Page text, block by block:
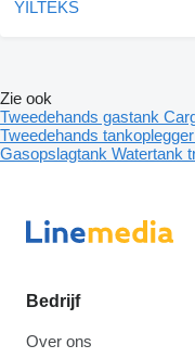
Zie ook
Tweedehands gastank
Tweedehands tankoplegger
Gasopslagtank Watertank
Bedrijf
Over ons